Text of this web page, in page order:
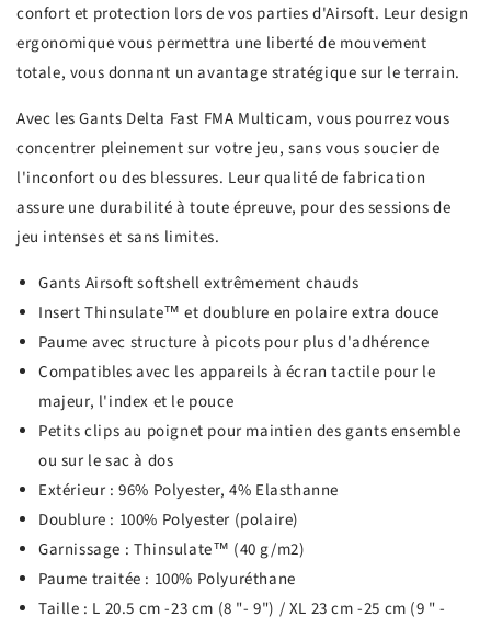
confort et protection lors de vos parties d'Airsoft. Leur design
ergonomique vous permettra une liberté de mouvement
totale, vous donnant un avantage stratégique sur le terrain.
Avec les Gants Delta Fast FMA Multicam, vous pourrez vous
concentrer pleinement sur votre jeu, sans vous soucier de
l'inconfort ou des blessures. Leur qualité de fabrication
assure une durabilité à toute épreuve, pour des sessions de
jeu intenses et sans limites.
Gants Airsoft softshell extrêmement chauds
Insert Thinsulate™ et doublure en polaire extra douce
Paume avec structure à picots pour plus d'adhérence
Compatibles avec les appareils à écran tactile pour le
majeur, l'index et le pouce
Petits clips au poignet pour maintien des gants ensemble
ou sur le sac à dos
Extérieur : 96% Polyester, 4% Elasthanne
Doublure : 100% Polyester (polaire)
Garnissage : Thinsulate™ (40 g/m2)
Paume traitée : 100% Polyuréthane
Taille : L 20.5 cm -23 cm (8 "- 9") / XL 23 cm -25 cm (9 " -